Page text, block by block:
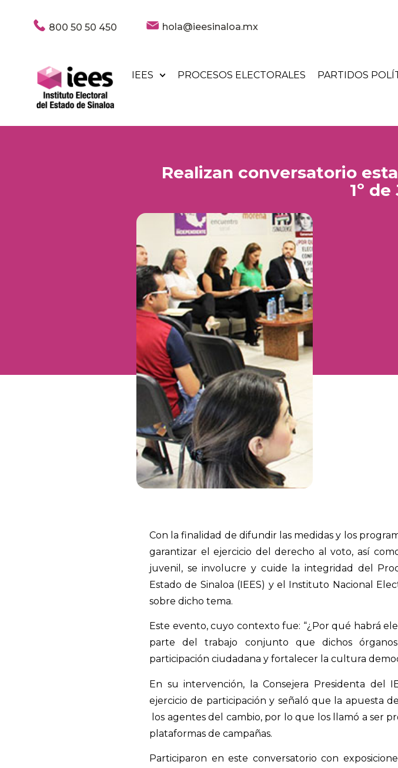
800 50 50 450 hola@ieesinaloa.mx
IEES PROCESOS ELECTORALES PARTIDOS
Realizan conversatorio
1º
Con la finalidad de difundir las medidas y los
garantizar el ejercicio del derecho al voto, así
juvenil, se involucre y cuide la integridad del
Estado de Sinaloa (IEES) y el Instituto Nacional
sobre dicho tema.
Este evento, cuyo contexto fue: “¿Por qué habrá
parte del trabajo conjunto que dichos
participación ciudadana y fortalecer la cultura
En su intervención, la Consejera Presidenta del
ejercicio de participación y señaló que la apuesta
los agentes del cambio, por lo que los llamó a ser
plataformas de campañas.
Participaron en este conversatorio con